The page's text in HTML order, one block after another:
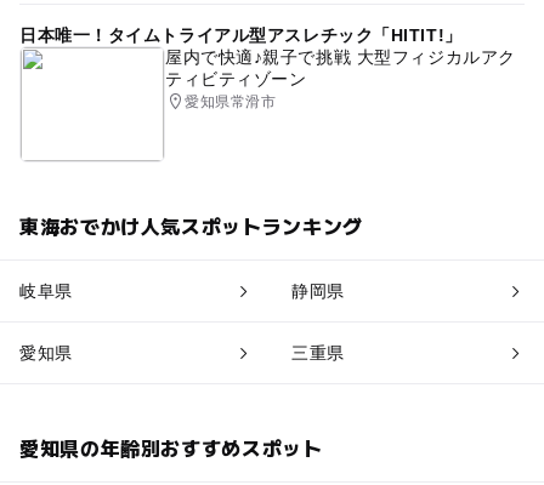
日本唯一！タイムトライアル型アスレチック「HITIT!」
屋内で快適♪親子で挑戦 大型フィジカルアク
ティビティゾーン
愛知県常滑市
東海おでかけ人気スポットランキング
岐阜県 静岡県
愛知県 三重県
愛知県の年齢別おすすめスポット